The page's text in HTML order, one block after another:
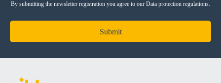
By submitting the newsletter registration you agree to our Data protection regulations.
Submit